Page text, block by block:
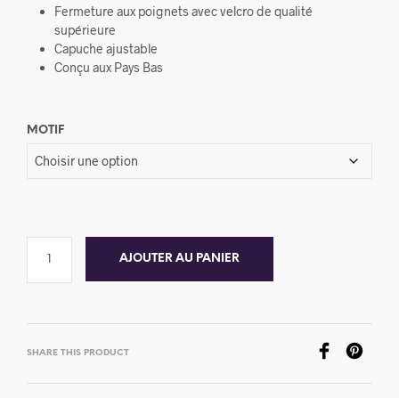
Fermeture aux poignets avec velcro de qualité
supérieure
Capuche ajustable
Conçu aux Pays Bas
MOTIF
AJOUTER AU PANIER
SHARE THIS PRODUCT